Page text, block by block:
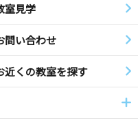
室見学
問い合わせ
近くの教室を探す